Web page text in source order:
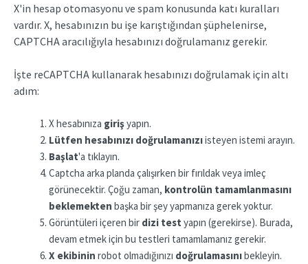
X'in hesap otomasyonu ve spam konusunda katı kuralları
vardır. X, hesabınızın bu işe karıştığından şüphelenirse,
CAPTCHA aracılığıyla hesabınızı doğrulamanız gerekir.
İşte reCAPTCHA kullanarak hesabınızı doğrulamak için altı
adım:
X hesabınıza girişyapın.
Lütfen hesabınızı doğrulamanızıisteyen istemi arayın.
Başlat'a tıklayın.
Captcha arka planda çalışırken bir fırıldak veya imleç
görünecektir. Çoğu zaman, kontrolün tamamlanmasını
beklemekten başka bir şey yapmanıza gerek yoktur.
Görüntüleri içeren bir dizi test yapın (gerekirse). Burada,
devam etmek için bu testleri tamamlamanız gerekir.
X ekibinin robot olmadığınızı doğrulamasınıbekleyin.